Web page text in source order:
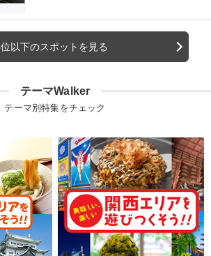
以下のスポットを見る
テーマWalker
テーマ別特集をチェック